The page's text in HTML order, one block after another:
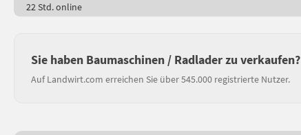
22 Std. online
Sie haben Baumaschinen / Radlader zu verkaufen?
Auf Landwirt.com erreichen Sie über 545.000 registrierte Nutzer.